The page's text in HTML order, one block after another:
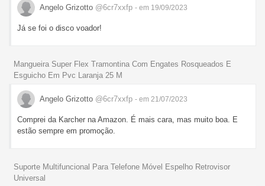
Angelo Grizotto @6cr7xxfp - em 19/09/2023
Já se foi o disco voador!
Mangueira Super Flex Tramontina Com Engates Rosqueados E
Esguicho Em Pvc Laranja 25 M
Angelo Grizotto @6cr7xxfp - em 21/07/2023
Comprei da Karcher na Amazon. É mais cara, mas muito boa. E
estão sempre em promoção.
Suporte Multifuncional Para Telefone Móvel Espelho Retrovisor
Universal